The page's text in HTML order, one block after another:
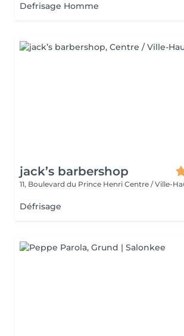
Defrisage Homme
jack’s barbershop
11, Boulevard du Prince Henri Centre / Ville-
Défrisage